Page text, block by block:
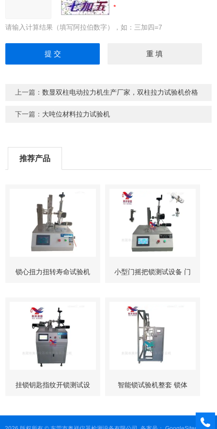
请输入计算结果（填写阿拉伯数字），如：三加四=7
上一篇：数显双柱电动拉力机生产厂家，双柱拉力试验机价格
下一篇： 大吨位材料拉力试验机
推荐产品
锁心扭力扭转寿命试验机 小型门摇把锁测试设备 门
挂锁钥匙指纹开锁测试设 智能锁试验机整套 锁体